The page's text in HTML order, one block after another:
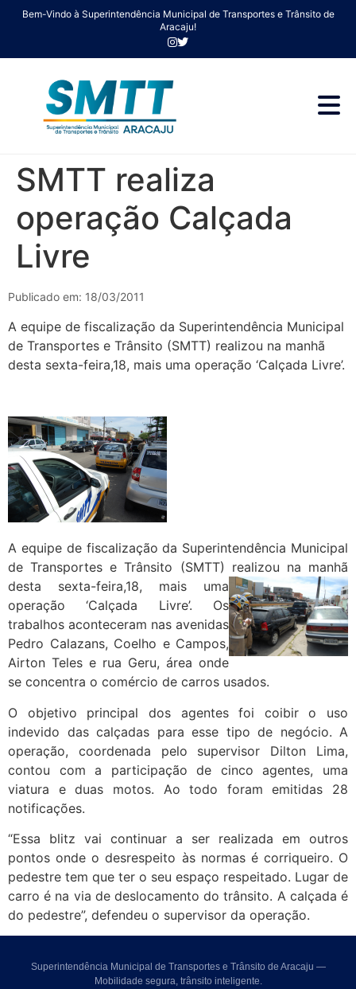
Bem-Vindo à Superintendência Municipal de Transportes e Trânsito de
Aracaju!
SMTT realiza
operação Calçada
Livre
Publicado em: 18/03/2011
A equipe de fiscalização da Superintendência Municipal
de Transportes e Trânsito (SMTT) realizou na manhã
desta sexta-feira,18, mais uma operação ‘Calçada Livre’.
A equipe de fiscalização da Superintendência Municipal
de Transportes e Trânsito (SMTT) realizou na manhã
desta sexta-feira,18, mais uma
operação ‘Calçada Livre’. Os
trabalhos aconteceram nas avenidas
Pedro Calazans, Coelho e Campos,
Airton Teles e rua Geru, área onde
se concentra o comércio de carros usados.
O objetivo principal dos agentes foi coibir o uso
indevido das calçadas para esse tipo de negócio. A
operação, coordenada pelo supervisor Dilton Lima,
contou com a participação de cinco agentes, uma
viatura e duas motos. Ao todo foram emitidas 28
notificações.
“Essa blitz vai continuar a ser realizada em outros
pontos onde o desrespeito às normas é corriqueiro. O
pedestre tem que ter o seu espaço respeitado. Lugar de
carro é na via de deslocamento do trânsito. A calçada é
do pedestre”, defendeu o supervisor da operação.
Superintendência Municipal de Transportes e Trânsito de Aracaju —
Mobilidade segura, trânsito inteligente.